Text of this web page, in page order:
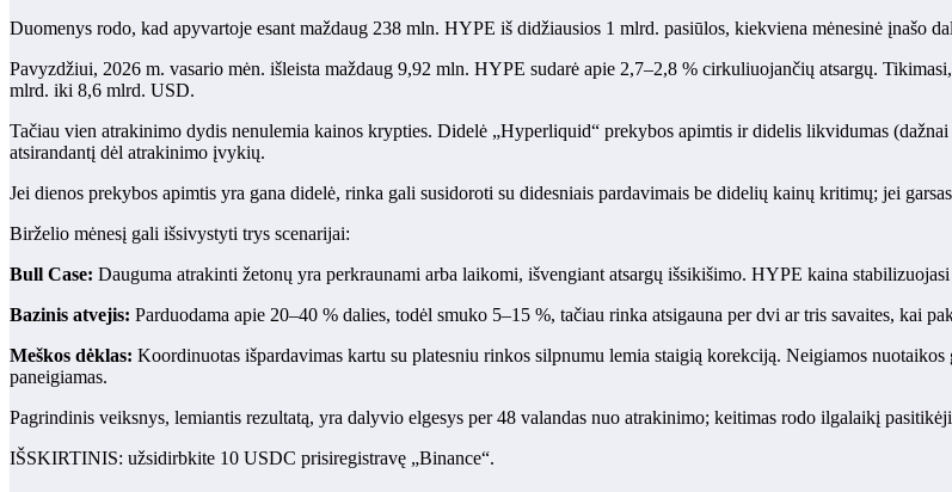
Duomenys rodo, kad apyvartoje esant maždaug 238 mln. HYPE iš didžiausios 1 mlrd. pasiūlos, kiekviena mėnesinė įnašo
Pavyzdžiui, 2026 m. vasario mėn. išleista maždaug 9,92 mln. HYPE sudarė apie 2,7–2,8 % cirkuliuojančių atsargų.
mlrd. iki 8,6 mlrd. USD.
Tačiau vien atrakinimo dydis nenulemia kainos krypties. Didelė „Hyperliquid“ prekybos apimtis ir didelis likvidumas
atsirandantį dėl atrakinimo įvykių.
Jei dienos prekybos apimtis yra gana didelė, rinka gali susidoroti su didesniais pardavimais be didelių kainų kritimų; jei
Birželio mėnesį gali išsivystyti trys scenarijai:
Bull Case: Dauguma atrakinti žetonų yra perkraunami arba laikomi, išvengiant atsargų išsikišimo. HYPE kaina
Bazinis atvejis: Parduodama apie 20–40 % dalies, todėl smuko 5–15 %, tačiau rinka atsigauna per dvi ar tris savaites, kai
Meškos dėklas: Koordinuotas išpardavimas kartu su platesniu rinkos silpnumu lemia staigią korekciją. Neigiamos
paneigiamas.
Pagrindinis veiksnys, lemiantis rezultatą, yra dalyvio elgesys per 48 valandas nuo atrakinimo; keitimas rodo ilgalaikį
IŠSKIRTINIS: užsidirbkite 10 USDC prisiregistravę „Binance“.